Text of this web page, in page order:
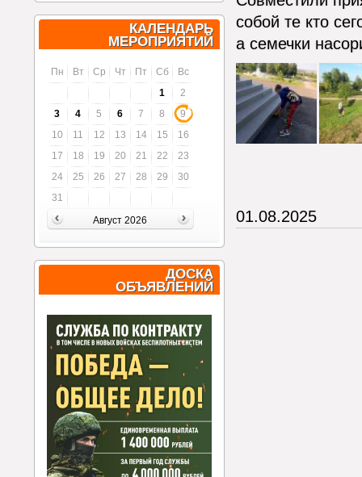
КАЛЕНДАРЬ
МЕРОПРИЯТИЙ
Пн Вт Ср Чт Пт Сб
Вс
1
2
3
4 5 6 7 8
9
10
11 12 13 14 15
16
17
18 19 20 21 22
23
24
25 26 27 28 29
30
31
Август 2026
ДОСКА
ОБЪЯВЛЕНИЙ
собой те кто
а семечки
01.08.2025